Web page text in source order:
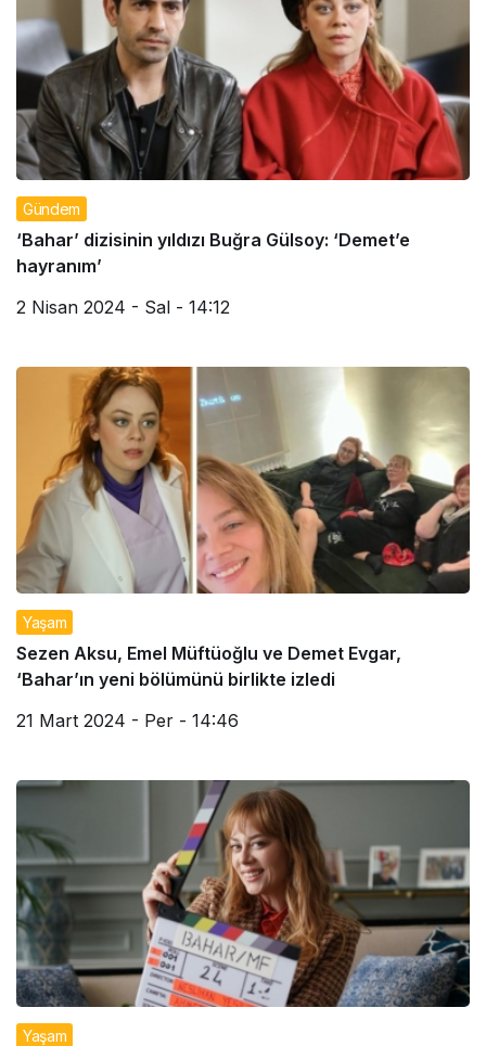
Gündem
‘Bahar’ dizisinin yıldızı Buğra Gülsoy: ‘Demet’e
hayranım’
2 Nisan 2024 - Sal - 14:12
Yaşam
Sezen Aksu, Emel Müftüoğlu ve Demet Evgar,
‘Bahar’ın yeni bölümünü birlikte izledi
21 Mart 2024 - Per - 14:46
Yaşam